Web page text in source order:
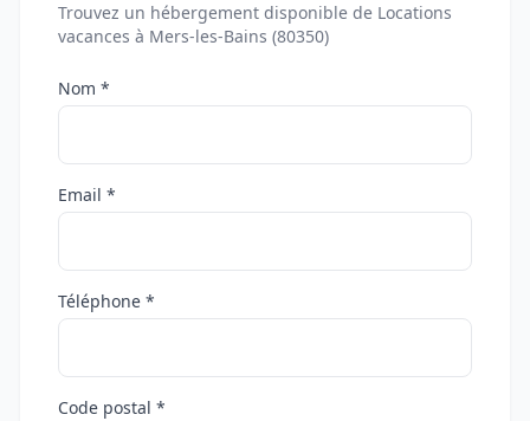
Trouvez un hébergement disponible de Locations
vacances à Mers-les-Bains (80350)
Nom *
Email *
Téléphone *
Code postal *